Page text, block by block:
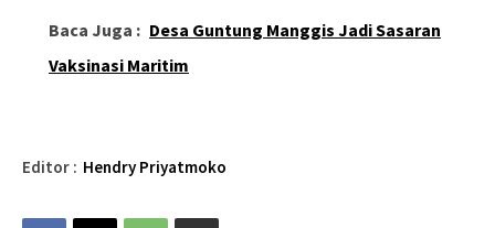
Baca Juga : Desa Guntung Manggis Jadi Sasaran
Vaksinasi Maritim
Editor : Hendry Priyatmoko